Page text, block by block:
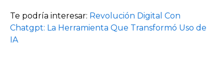
Te podría interesar: Revolución Digital Con
Chatgpt: La Herramienta Que Transformó Uso de
IA